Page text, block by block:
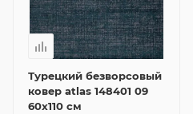
Турецкий безворсовый
ковер atlas 148401 09
60x110 см